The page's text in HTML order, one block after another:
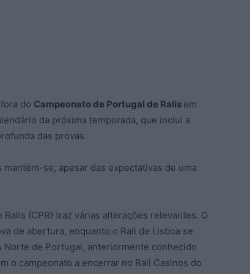
do Campeonato de Portugal de Ralis em
da próxima temporada, que inclui a
das provas.
se, apesar das expectativas de uma
(CPR) traz várias alterações relevantes. O
de abertura, enquanto o Rali de Lisboa se
Norte de Portugal, anteriormente conhecido
o campeonato a encerrar no Rali Casinos do